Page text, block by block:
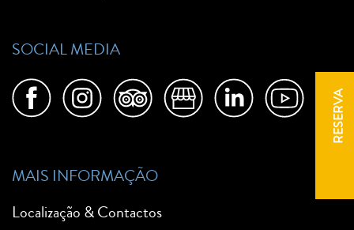
RESERVA
SOCIAL MEDIA
MAIS INFORMAÇÃO
Localização & Contactos